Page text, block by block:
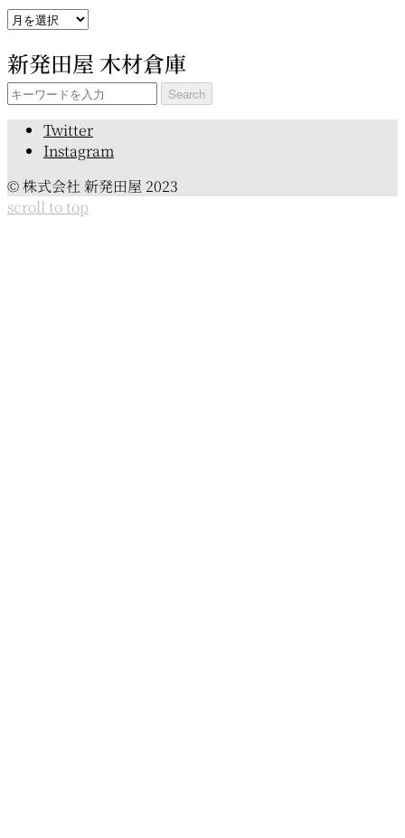
ア
カ
イ
ブ
新発田屋 木材倉庫
Search
Twitter
Instagram
© 株式会社 新発田屋 2023
scroll to top